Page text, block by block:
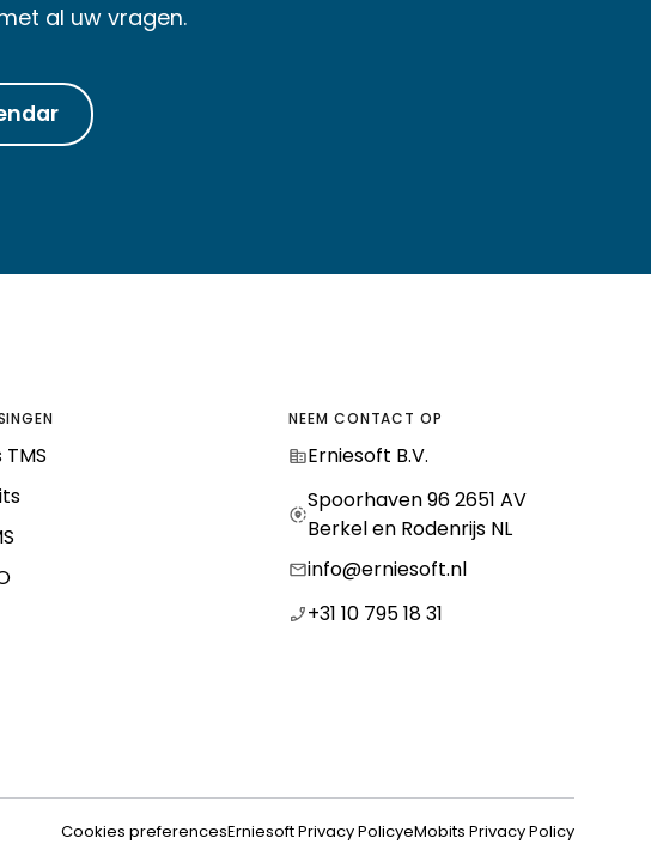
Inschrijven
al uw vragen.
NEEM CONTACT OP
Erniesoft B.V.
Spoorhaven 96 2651 AV
Berkel en Rodenrijs NL
info@erniesoft.nl
+31 10 795 18 31
Cookies preferencesErniesoft Privacy PolicyeMobits Privacy Policy